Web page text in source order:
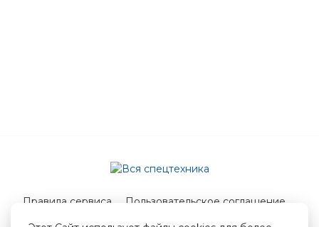
Правила сервиса
Пользовательское соглашение